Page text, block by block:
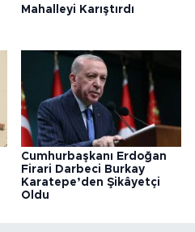
Mahalleyi Karıştırdı
Cumhurbaşkanı Erdoğan
Firari Darbeci Burkay
Karatepe’den Şikâyetçi
Oldu